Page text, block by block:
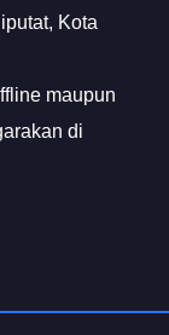
Kota
maupun
di